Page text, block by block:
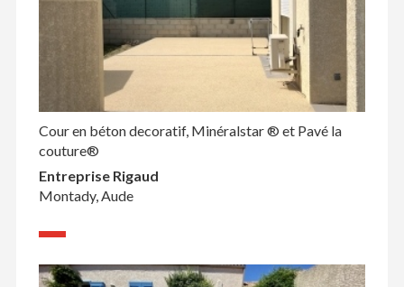
Cour en béton decoratif, Minéralstar ® et Pavé la
couture®
Entreprise Rigaud
Montady, Aude